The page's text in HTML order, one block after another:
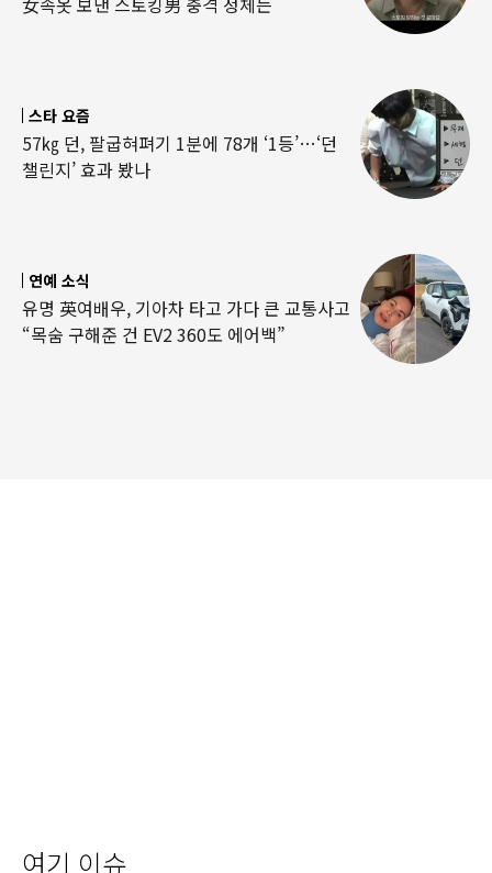
스타 요즘
57㎏ 던, 팔굽혀펴기 1분에 78개 ‘1등’…‘던
챌린지’ 효과 봤나
연예 소식
유명 英여배우, 기아차 타고 가다 큰 교통사고
“목숨 구해준 건 EV2 360도 에어백”
여기 이슈